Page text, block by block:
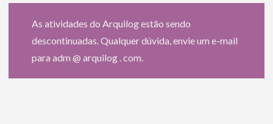
As atividades do Arquilog estão sendo
descontinuadas. Qualquer dúvida, envie um e-mail
para adm @ arquilog . com.